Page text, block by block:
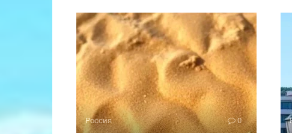
Россия 0